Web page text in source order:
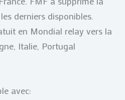
derniers disponibles.
en Mondial relay vers la
Italie, Portugal
avec: